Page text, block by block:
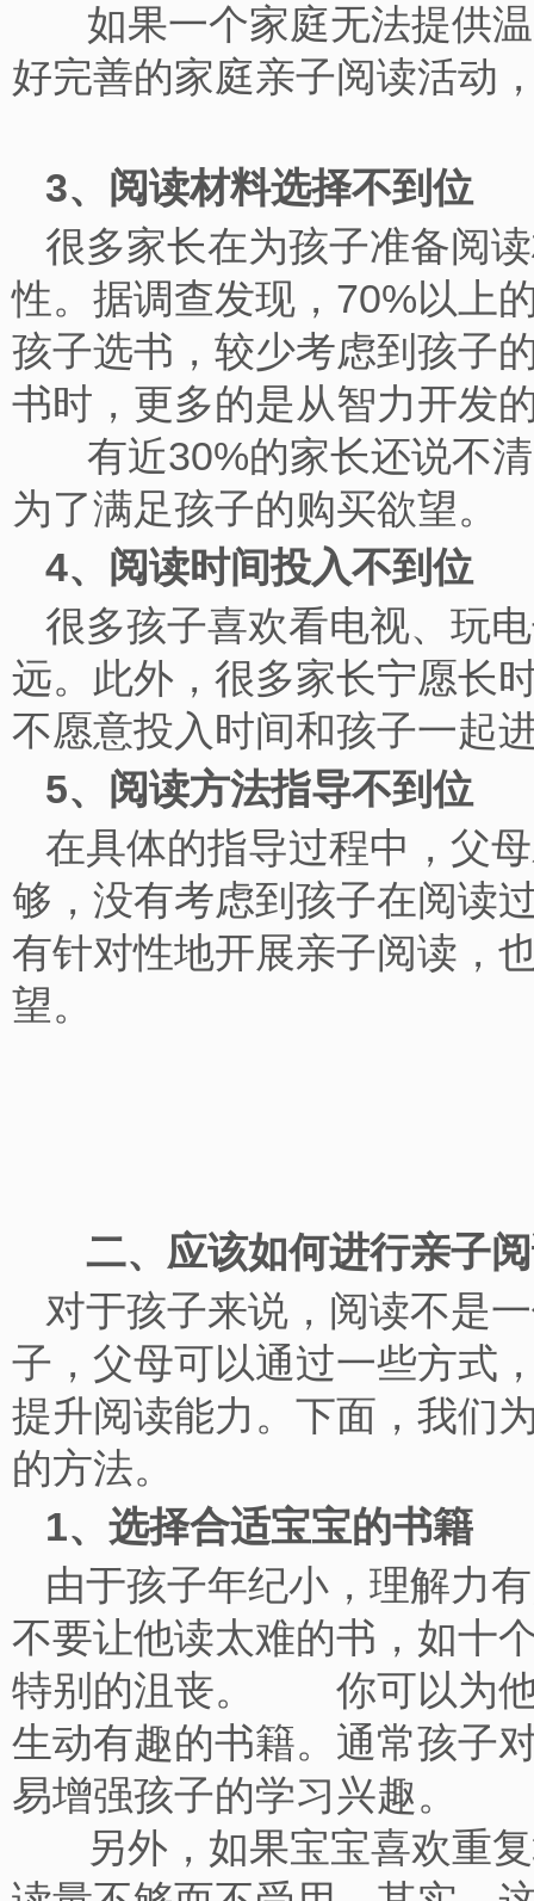
如果一个家庭无法提供温
好完善的家庭亲子阅读活动
3、阅读材料选择不到位
很多家长在为孩子准备阅
性。据调查发现，70%以上
孩子选书，较少考虑到孩子
书时，更多的是从智力开
有近30%的家长还说不清
为了满足孩子的购买欲
4、阅读时间投入不到
很多孩子喜欢看电视、玩
远。此外，很多家长宁愿长
不愿意投入时间和孩子一
5、阅读方法指导不到
在具体的指导过程中，父
够，没有考虑到孩子在阅读
有针对性地开展亲子阅读，
望。
二、应该如何进行亲子
对于孩子来说，阅读不是
子，父母可以通过一些方式
提升阅读能力。下面，我们
的方法。
1、选择合适宝宝的书
由于孩子年纪小，理解力
不要让他读太难的书，如十
特别的沮丧。 你可以为他
生动有趣的书籍。通常孩子
易增强孩子的学习兴趣
另外，如果宝宝喜欢重复